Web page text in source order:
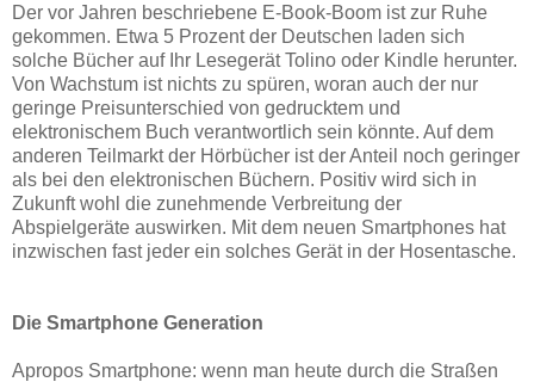
Der vor Jahren beschriebene E-Book-Boom ist zur Ruhe
gekommen. Etwa 5 Prozent der Deutschen laden sich
solche Bücher auf Ihr Lesegerät Tolino oder Kindle herunter.
Von Wachstum ist nichts zu spüren, woran auch der nur
geringe Preisunterschied von gedrucktem und
elektronischem Buch verantwortlich sein könnte. Auf dem
anderen Teilmarkt der Hörbücher ist der Anteil noch geringer
als bei den elektronischen Büchern. Positiv wird sich in
Zukunft wohl die zunehmende Verbreitung der
Abspielgeräte auswirken. Mit dem neuen Smartphones hat
inzwischen fast jeder ein solches Gerät in der Hosentasche.
Die Smartphone Generation
Apropos Smartphone: wenn man heute durch die Straßen